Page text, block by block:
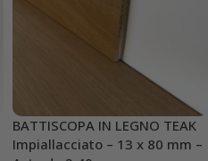
BATTISCOPA IN LEGNO TEAK
Impiallacciato – 13 x 80 mm –